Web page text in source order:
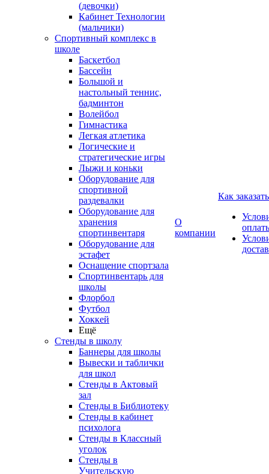
(девочки)
Кабинет Технологии
(мальчики)
Спортивный комплекс в
школе
Баскетбол
Бассейн
Большой и
настольный теннис,
бадминтон
Волейбол
Гимнастика
Легкая атлетика
Логические и
стратегические игры
Лыжи и коньки
Оборудование для
спортивной
раздевалки
Оборудование для
хранения
спортинвентаря
Оборудование для
эстафет
Оснащение спортзала
Спортинвентарь для
школы
Флорбол
Футбол
Хоккей
Ещё
Стенды в школу
Баннеры для школы
Вывески и таблички
для школ
Стенды в Актовый
зал
Стенды в Библиотеку
Стенды в кабинет
психолога
Стенды в Классный
уголок
Стенды в
Учительскую
О
компании
Как